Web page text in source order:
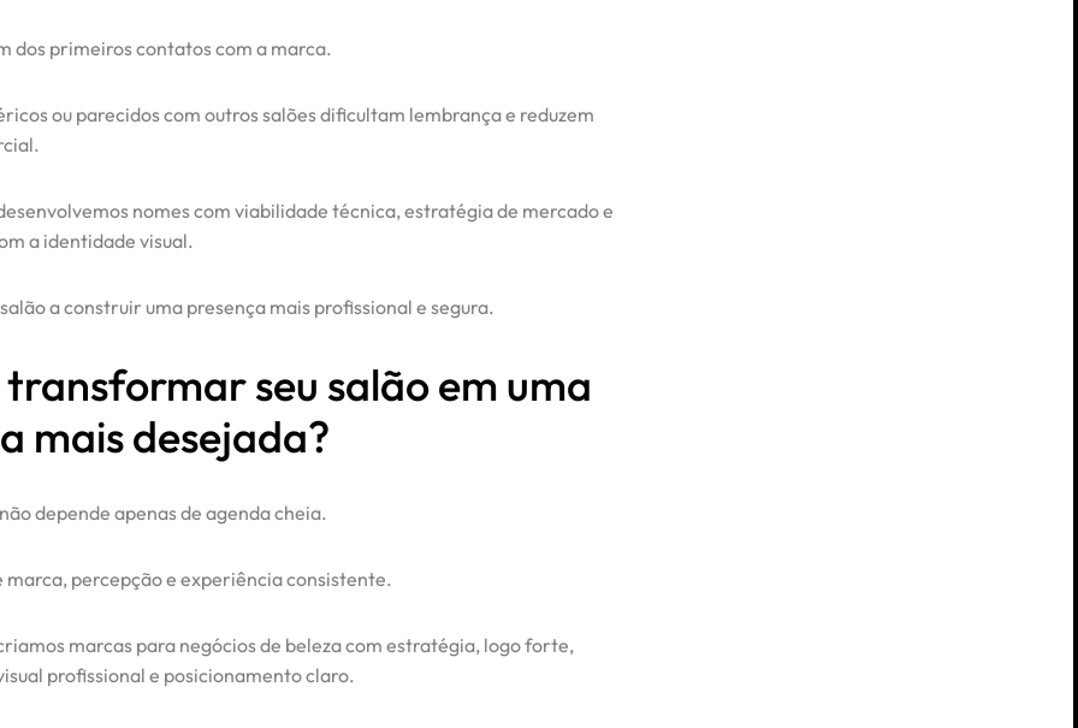
dos primeiros contatos com a marca.
ou parecidos com outros salões dificultam lembrança e reduzem
nomes com viabilidade técnica, estratégia de mercado e
a identidade visual.
a construir uma presença mais profissional e segura.
seu salão em uma
mais desejada?
depende apenas de agenda cheia.
marca, percepção e experiência consistente.
marcas para negócios de beleza com estratégia, logo forte,
profissional e posicionamento claro.